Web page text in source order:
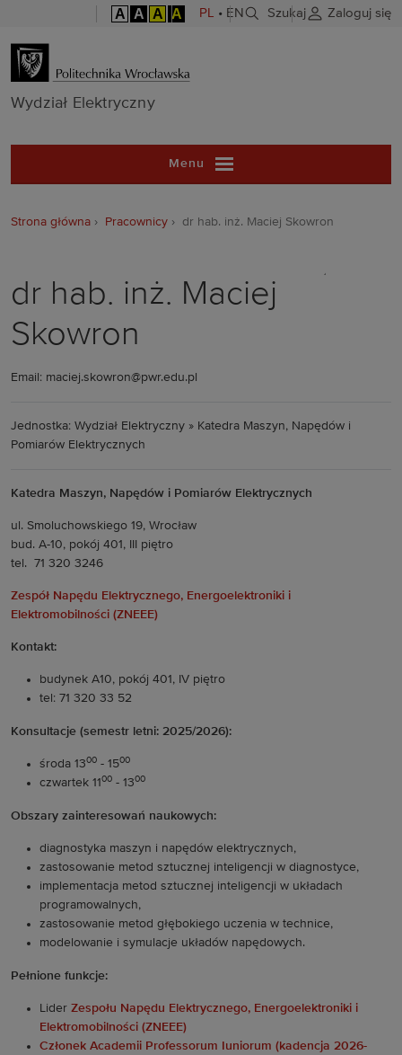
A A A A PL • EN Szukaj Zaloguj się
Wydział
Wydział Elektryczny
Menu
Strona główna Pracownicy dr hab. inż. Maciej Skowron
dr hab. inż. Maciej
Skowron
Email: maciej.skowron@pwr.edu.pl
Jednostka: Wydział Elektryczny » Katedra Maszyn, Napędów i
Pomiarów Elektrycznych
Katedra Maszyn, Napędów i Pomiarów Elektrycznych
ul. Smoluchowskiego 19, Wrocław
bud. A-10, pokój 401, III piętro
tel. 71 320 3246
Zespół Napędu Elektrycznego, Energoelektroniki i
Elektromobilności (ZNEEE)
Kontakt:
budynek A10, pokój 401, IV piętro
tel: 71 320 33 52
Konsultacje (semestr letni: 2025/2026):
środa 1300 - 1500
czwartek 11 00 - 1300
Obszary zainteresowań naukowych:
diagnostyka maszyn i napędów elektrycznych,
zastosowanie metod sztucznej inteligencji w diagnostyce,
implementacja metod sztucznej inteligencji w układach
programowalnych,
zastosowanie metod głębokiego uczenia w technice,
modelowanie i symulacje układów napędowych.
Pełnione funkcje:
Lider Zespołu Napędu Elektrycznego, Energoelektroniki i
Elektromobilności (ZNEEE)
Członek Academii Professorum Iuniorum (kadencja 2026-